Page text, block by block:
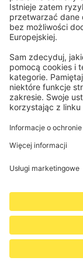
Obowiązkowe
Partnerzy
Informacje
Informacje o
Warunki gwarancji
www.jalousiescout.de
•
© 2026